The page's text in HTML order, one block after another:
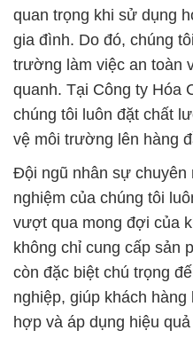
quan trọng khi sử dụng
gia đình. Do đó, chúng
trường làm việc an toàn
quanh. Tại Công ty Hóa
chúng tôi luôn đặt chất
vệ môi trường lên hàng
Đội ngũ nhân sự chuyên
nghiệm của chúng tôi
vượt qua mong đợi của
không chỉ cung cấp sản
còn đặc biệt chú trọng
nghiệp, giúp khách
hợp và áp dụng hiệu